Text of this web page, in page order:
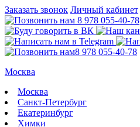
Заказать звонок Личный кабинет
8 978 055-40-78
8 978 055-40-78
Москва
Москва
Санкт-Петербург
Екатеринбург
Химки